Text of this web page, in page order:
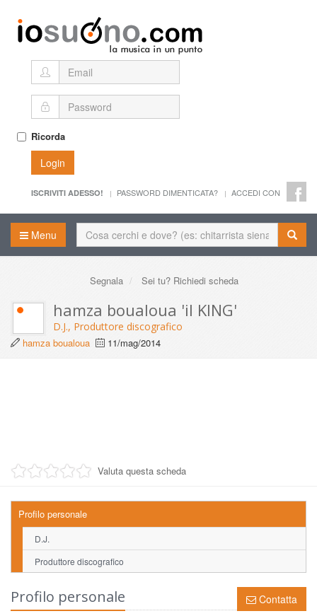
Ricorda
Login
ISCRIVITI ADESSO! PASSWORD DIMENTICATA? ACCEDI CON
Menu
Segnala Sei tu? Richiedi scheda
hamza boualoua 'il KING'
D.J., Produttore discografico
hamza boualoua
11/mag/2014
Valuta questa scheda
Profilo personale
D.J.
Produttore discografico
Contatta
Profilo personale